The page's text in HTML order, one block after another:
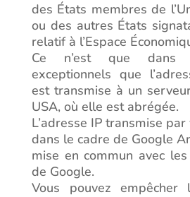
des États membres de
ou des autres États
relatif à l’Espace
Ce n’est que dans
exceptionnels que
est transmise à un
USA, où elle est abrégée.
L’adresse IP transmise
dans le cadre de Google
mise en commun avec
de Google.
Vous pouvez empêcher